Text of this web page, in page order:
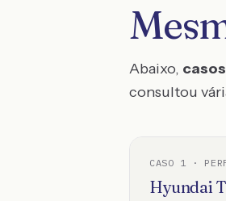
Abaixo,
consultou
CASO 1 ·
Hyundai